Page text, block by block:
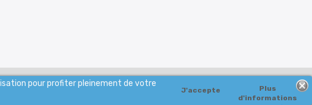
pour profiter pleinement de votre
J'accepte
Plus
d'informations